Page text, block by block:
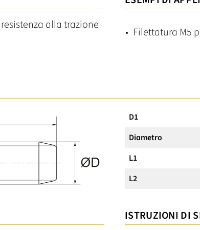
alla trazione
Filettatura M5
D1
Diametro
L1
L2
ISTRUZIONI DI